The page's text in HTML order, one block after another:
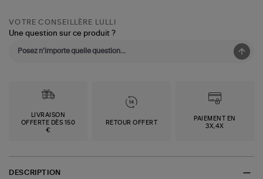
VOTRE CONSEILLÈRE LULLI
Une question sur ce produit ?
LIVRAISON
OFFERTE DÈS 150
€
RETOUR OFFERT
PAIEMENT EN
3X,4X
DESCRIPTION